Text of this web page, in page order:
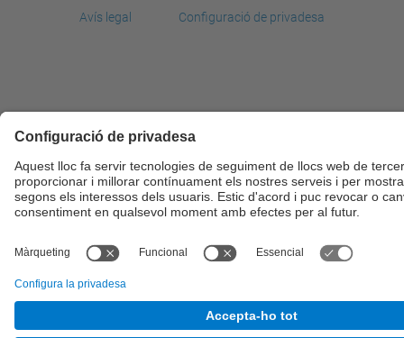
Avís legal
Configuració de privadesa